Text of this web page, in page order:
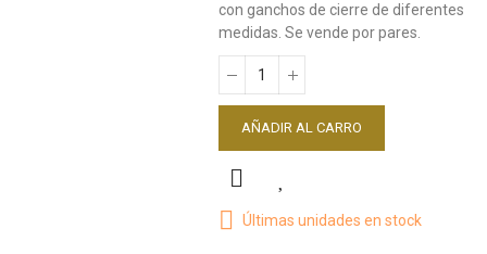
con ganchos de cierre de diferentes
medidas. Se vende por pares.
AÑADIR AL CARRO
Últimas unidades en stock